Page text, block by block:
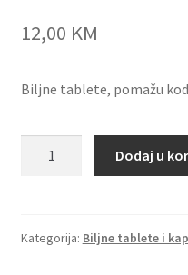
12,00 KM
Biljne tablete, pomažu
Dodaj u
Kategorija: Biljne tablete i